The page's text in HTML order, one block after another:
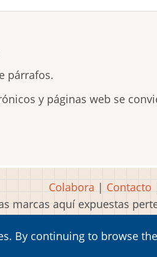
párrafos.
y páginas web se
Colabora | Contacto
marcas aquí expuestas
2001-2026
By continuing to browse